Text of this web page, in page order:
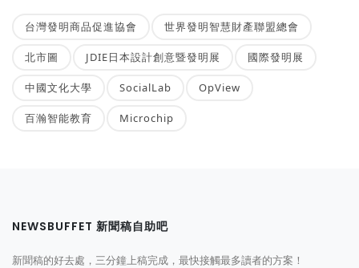
台灣發明商品促進協會 世界發明智慧財產聯盟總會
北市圖 JDIE日本設計創意暨發明展 國際發明展
中國文化大學 SocialLab OpView
百瀚智能教育 Microchip
NEWSBUFFET 新聞稿自助吧
新聞稿的好去處，三分鐘上稿完成，最快接觸最多讀者的方案！